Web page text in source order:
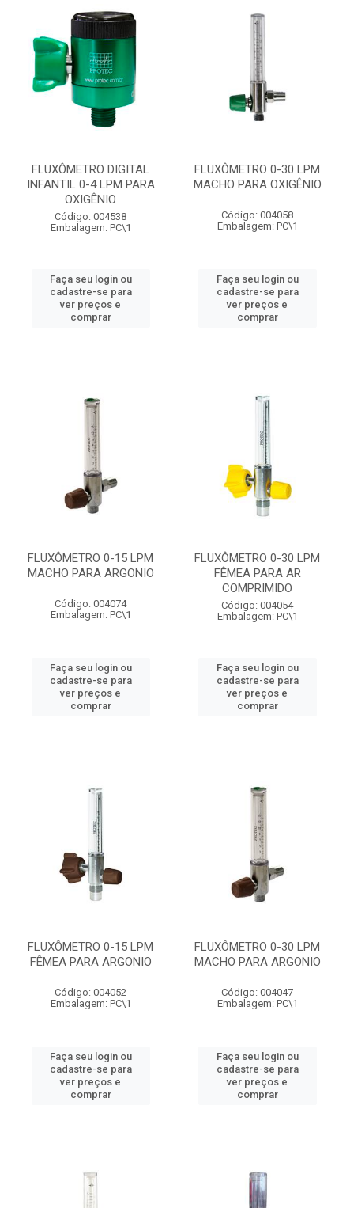
FLUXÔMETRO DIGITAL
INFANTIL 0-4 LPM PARA
OXIGÊNIO
Código: 004538
Embalagem: PC\1
Faça seu login ou
cadastre-se para
ver preços e
comprar
FLUXÔMETRO 0-30 LPM
MACHO PARA OXIGÊNIO
Código: 004058
Embalagem: PC\1
Faça seu login ou
cadastre-se para
ver preços e
comprar
FLUXÔMETRO 0-15 LPM
MACHO PARA ARGONIO
Código: 004074
Embalagem: PC\1
Faça seu login ou
cadastre-se para
ver preços e
comprar
FLUXÔMETRO 0-30 LPM
FÊMEA PARA AR
COMPRIMIDO
Código: 004054
Embalagem: PC\1
Faça seu login ou
cadastre-se para
ver preços e
comprar
FLUXÔMETRO 0-15 LPM
FÊMEA PARA ARGONIO
Código: 004052
Embalagem: PC\1
Faça seu login ou
cadastre-se para
ver preços e
comprar
FLUXÔMETRO 0-30 LPM
MACHO PARA ARGONIO
Código: 004047
Embalagem: PC\1
Faça seu login ou
cadastre-se para
ver preços e
comprar